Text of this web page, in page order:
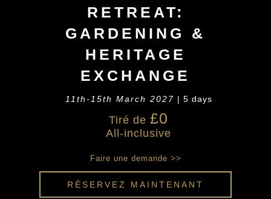
RETREAT:
GARDENING &
HERITAGE
EXCHANGE
11th-15th March 2027 | 5 days
Tiré de £0
All-inclusive
Faire une demande >>
RÉSERVEZ MAINTENANT